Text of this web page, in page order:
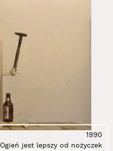
1990
Ogień jest lepszy od nożyczek